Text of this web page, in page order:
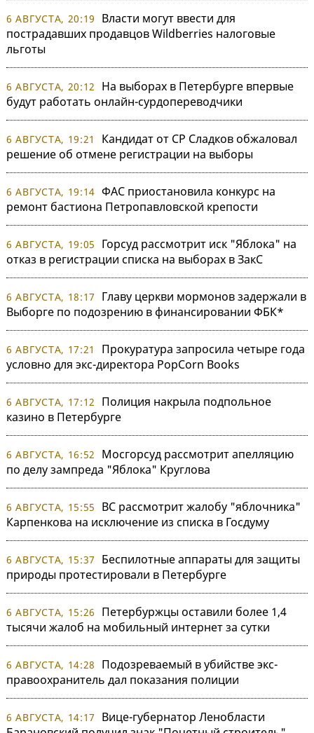
6 АВГУСТА, 20:19
Власти могут ввести для
пострадавших продавцов Wildberries налоговые
льготы
6 АВГУСТА, 20:12
На выборах в Петербурге впервые
будут работать онлайн-сурдопереводчики
6 АВГУСТА, 19:21
Кандидат от СР Сладков обжаловал
решение об отмене регистрации на выборы
6 АВГУСТА, 19:14 ФАС приостановила конкурс на
ремонт бастиона Петропавловской крепости
6 АВГУСТА, 19:05
Горсуд рассмотрит иск "Яблока" на
отказ в регистрации списка на выборах в ЗакС
6 АВГУСТА, 18:17
Главу церкви мормонов задержали в
Выборге по подозрению в финансировании ФБК*
6 АВГУСТА, 17:21
Прокуратура запросила четыре года
условно для экс-директора PopCorn Books
6 АВГУСТА, 17:12
Полиция накрыла подпольное
казино в Петербурге
6 АВГУСТА, 16:52
Мосгорсуд рассмотрит апелляцию
по делу зампреда "Яблока" Круглова
6 АВГУСТА, 15:55
ВС рассмотрит жалобу "яблочника"
Карпенкова на исключение из списка в Госдуму
6 АВГУСТА, 15:37
Беспилотные аппараты для защиты
природы протестировали в Петербурге
6 АВГУСТА, 15:26
Петербуржцы оставили более 1,4
тысячи жалоб на мобильный интернет за сутки
6 АВГУСТА, 14:28
Подозреваемый в убийстве экс-
правоохранитель дал показания полиции
6 АВГУСТА, 14:17
Вице-губернатор Ленобласти